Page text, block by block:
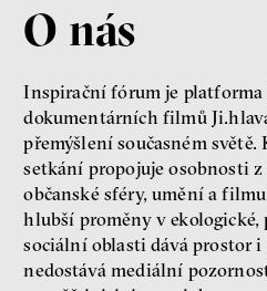
O nás
Inspirační fórum je
dokumentárních filmů
přemýšlení současném
setkání propojuje osobnosti
občanské sféry, umění a
hlubší proměny v
sociální oblasti dává prostor i
nedostává mediální